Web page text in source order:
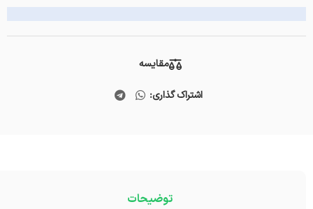
مقایسه
اشتراک گذاری:
توضیحات